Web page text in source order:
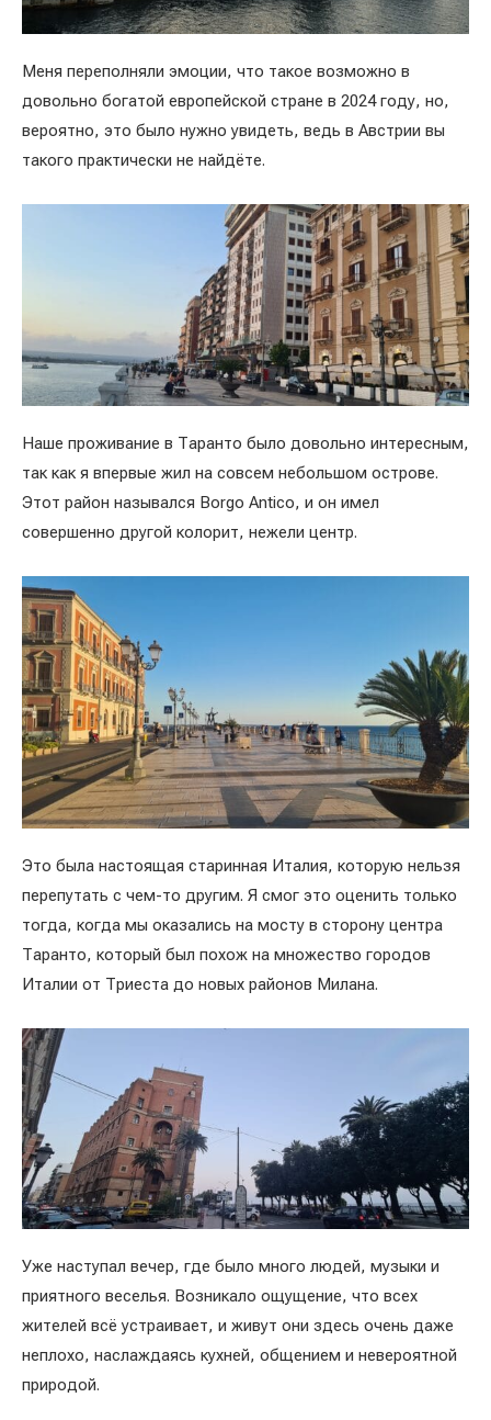
Меня переполняли эмоции, что такое возможно в
довольно богатой европейской стране в 2024 году, но,
вероятно, это было нужно увидеть, ведь в Австрии вы
такого практически не найдёте.
Наше проживание в Таранто было довольно интересным,
так как я впервые жил на совсем небольшом острове.
Этот район назывался Borgo Antico, и он имел
совершенно другой колорит, нежели центр.
Это была настоящая старинная Италия, которую нельзя
перепутать с чем-то другим. Я смог это оценить только
тогда, когда мы оказались на мосту в сторону центра
Таранто, который был похож на множество городов
Италии от Триеста до новых районов Милана.
Уже наступал вечер, где было много людей, музыки и
приятного веселья. Возникало ощущение, что всех
жителей всё устраивает, и живут они здесь очень даже
неплохо, наслаждаясь кухней, общением и невероятной
природой.